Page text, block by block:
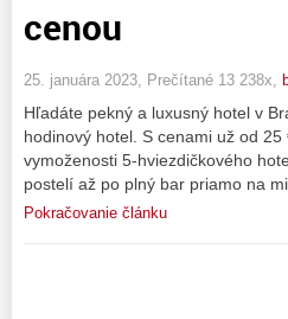
cenou
25. januára 2023, Prečítané 13 238x,
Hľadáte pekný a luxusný hotel v
hodinový hotel. S cenami už od
vymoženosti 5-hviezdičkového
postelí až po plný bar priamo na
Pokračovanie článku